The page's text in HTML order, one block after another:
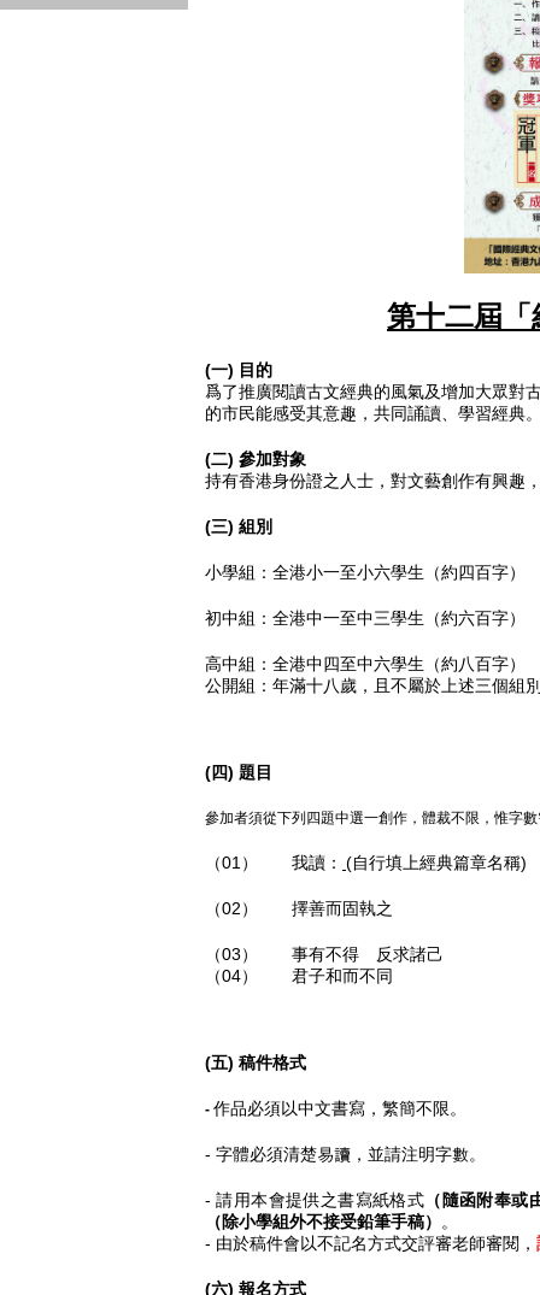
第十二屆
(一) 目的
爲了推廣閱讀古文經典的風氣及增加大眾對
的市民能感受其意趣，共同誦讀、學習經典
(二) 參加對象
持有香港身份證之人士，對文藝創作有興趣
(三) 組別
小學組：全港小一至小六學生（約四百字）
初中組：全港中一至中三學生（約六百字）
高中組：全港中四至中六學生（約八百字）
公開組：年滿十八歲，且不屬於上述三個組
(四) 題目
參加者須從下列四題中選一創作，體裁不限，惟字
（01） 我讀： (自行填上經典篇章名稱)
（02） 擇善而固執之
（03） 事有不得 反求諸己
（04） 君子和而不同
(五) 稿件格式
- 作品必須以中文書寫，繁簡不限。
- 字體必須清楚易讀，並請注明字數。
- 請用本會提供之書寫紙格式 （隨函附奉或
（除小學組外不接受鉛筆手稿）
。
- 由於稿件會以不記名方式交評審老師審閱，
(六) 報名方式